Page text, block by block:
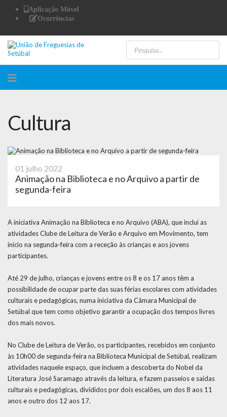
Aplicação Móvel
Ocorrências
Cultura
01 julho 2022
Animação na Biblioteca e no Arquivo a partir de
segunda-feira
A iniciativa Animação na Biblioteca e no Arquivo (ABA), que inclui as
atividades Clube de Leitura de Verão e Arquivo em Movimento, tem
início na segunda-feira com a receção às crianças e aos jovens
participantes.
Até 29 de julho, crianças e jovens entre os 8 e os 17 anos têm a
possibilidade de ocupar parte das suas férias escolares com atividades
culturais e pedagógicas, numa iniciativa da Câmara Municipal de
Setúbal que tem como objetivo garantir a ocupação dos tempos livres
dos mais novos.
No Clube de Leitura de Verão, os participantes, recebidos em conjunto
às 10h00 de segunda-feira na Biblioteca Municipal de Setúbal, realizam
atividades naquele espaço, que incluem a descoberta do Nobel da
Literatura José Saramago através da leitura, e fazem passeios e saídas
culturais e pedagógicas, divididos por dois escalões, um dos 8 aos 11
anos e outro dos 12 aos 17.